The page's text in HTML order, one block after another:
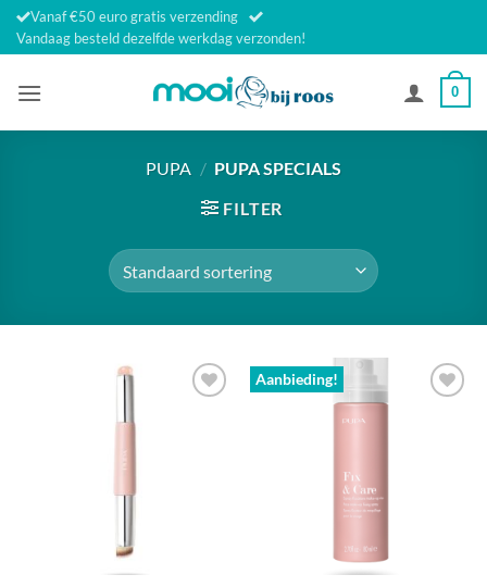
Ga
naar
Vanaf €50 euro gratis verzending
Vandaag besteld dezelfde werkdag verzonden!
0
PUPA / PUPA SPECIALS
FILTER
Aanbieding!